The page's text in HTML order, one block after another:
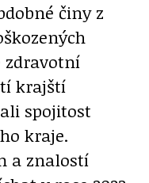
činy z
zdravotní
krajští
spojitost
kraje.
a znalostí